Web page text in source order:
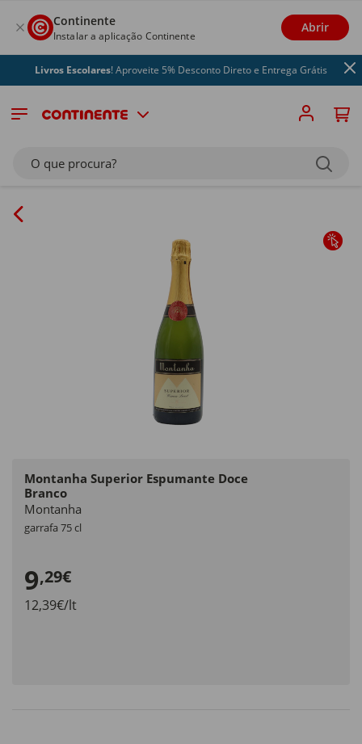
Continente
Instalar a aplicação Continente
Abrir
Livros Escolares! Aproveite 5% Desconto Direto e Entrega Grátis
O que procura?
Montanha Superior Espumante Doce
Branco
Montanha
garrafa 75 cl
9,29€
12,39€/lt